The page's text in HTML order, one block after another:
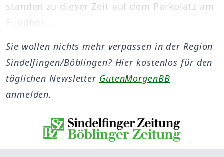
standen zu dieser Zeit auf dem Parkplatz am
Friedhof ...
Sie wollen nichts mehr verpassen in der Region
Sindelfingen/Böblingen? Hier kostenlos für den
täglichen Newsletter GutenMorgenBB
anmelden.